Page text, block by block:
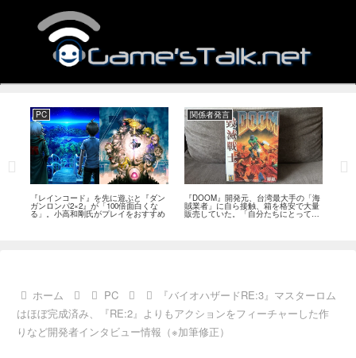
PC
『レインコード』を先に遊ぶと『ダン
ガンロンパ2×2』が「100倍面白くな
る」。小高和剛氏がプレイをおすすめ
関係者発言
『DOOM』開発元、台湾最大手の「海
賊業者」に自ら接触、箱を格安で大量
販売していた。「自分たちにとっては
流通だった」
ホーム PC
『バイオハザードRE:3』マスターロム
はほぼ完成済み、『RE:2』よりもアクションをフィーチャーした作
りなど開発者インタビュー情報（※加筆修正）